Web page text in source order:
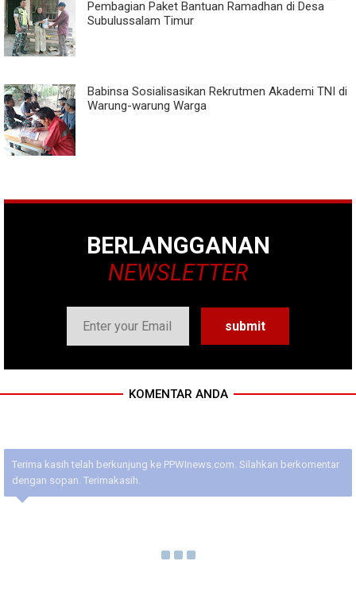
Pembagian Paket Bantuan Ramadhan di Desa
Subulussalam Timur
Babinsa Sosialisasikan Rekrutmen Akademi TNI di
Warung-warung Warga
BERLANGGANAN
NEWSLETTER
KOMENTAR ANDA
Terima kasih telah berkunjung ke PPWInews.com. Silahkan berkomentar
dengan sopan. Terimakasih.